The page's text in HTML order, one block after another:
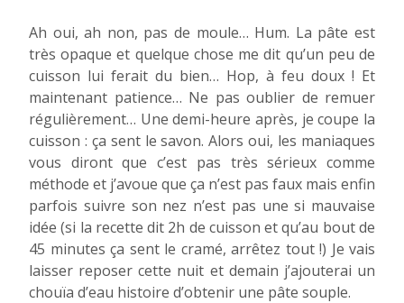
Ah oui, ah non, pas de moule… Hum. La pâte est
très opaque et quelque chose me dit qu’un peu de
cuisson lui ferait du bien… Hop, à feu doux ! Et
maintenant patience… Ne pas oublier de remuer
régulièrement… Une demi-heure après, je coupe la
cuisson : ça sent le savon. Alors oui, les maniaques
vous diront que c’est pas très sérieux comme
méthode et j’avoue que ça n’est pas faux mais enfin
parfois suivre son nez n’est pas une si mauvaise
idée (si la recette dit 2h de cuisson et qu’au bout de
45 minutes ça sent le cramé, arrêtez tout !) Je vais
laisser reposer cette nuit et demain j’ajouterai un
chouïa d’eau histoire d’obtenir une pâte souple.